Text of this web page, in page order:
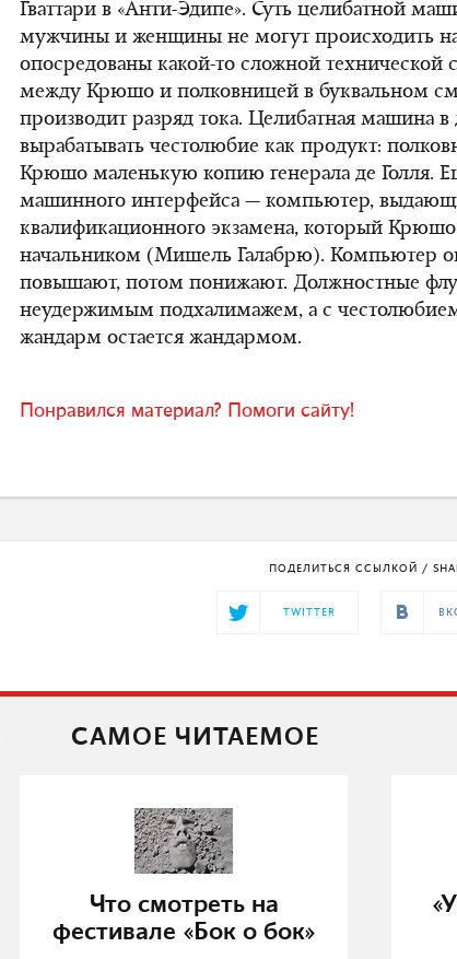
Гваттари в «Анти-Эдипе». Суть целибатной
мужчины и женщины не могут происходить
опосредованы какой-то сложной технической
между Крюшо и полковницей в буквальном
производит разряд тока. Целибатная машина
вырабатывать честолюбие как продукт:
Крюшо маленькую копию генерала де Голля.
машинного интерфейса — компьютер,
квалификационного экзамена, который Крюшо
начальником (Мишель Галабрю). Компьютер
повышают, потом понижают. Должностные
неудержимым подхалимажем, а с
жандарм остается жандармом.
Понравился материал? Помоги сайту!
ПОДЕЛИТЬСЯ ССЫЛКОЙ /
TWITTER
САМОЕ ЧИТАЕМОЕ
Что смотреть на
фестивале «Бок о бок»